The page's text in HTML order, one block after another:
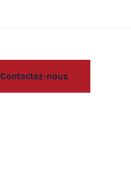
Contactez-nous